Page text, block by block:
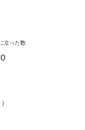
立った数
0